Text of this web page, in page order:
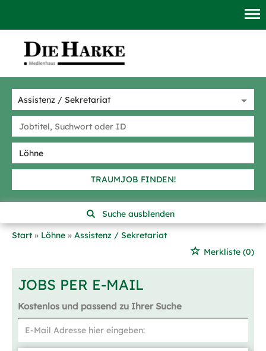
TRAUMJOB FINDEN!
Suche ausblenden
Start
Löhne
Assistenz / Sekretariat
Merkliste (0)
JOBS PER E-MAIL
Kostenlos und passend zu Ihrer Suche